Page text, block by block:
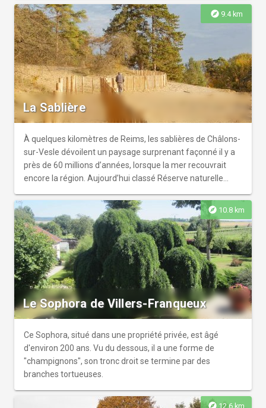
explore 9.4 km
La Sablière
À quelques kilomètres de Reims, les sablières de Châlons-
sur-Vesle dévoilent un paysage surprenant façonné il y a
près de 60 millions d’années, lorsque la mer recouvrait
encore la région. Aujourd’hui classé Réserve naturelle
blocs de grès, des pelouses sableuses et de nombreuses
espèces protégées. Site naturel emblématique pour son
patrimoine naturel, géologique et paysager, la Sablière est
un lieu très populaire auprès de différents publics
(familles, sportifs, scolaires ou encore touristes de
passage). Accessible depuis la D75, le site dispose d’un
parking à l’entrée permettant de rejoindre les sentiers
autorisés. Avant de partir à la découverte de cet espace
naturel fragile, prenez quelques minutes pour consulter le
panneau d’accueil installé par l’association de sauvegarde
des sablières, qui vous donnera les clés pour comprendre
et préserver ce patrimoine naturel unique.
explore 10.8 km
Le Sophora de Villers-Franqueux
Ce Sophora, situé dans une propriété privée, est âgé
d'environ 200 ans. Vu du dessous, il a une forme de
"champignons", son tronc droit se termine par des
branches tortueuses.
explore 12.6 km